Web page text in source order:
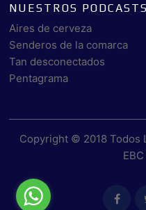
NUESTROS PODCASTS
Aires de cerveza
Senderos de la comarca
Tan desconectados
Pentagrama
Copyright © 2018 Todos